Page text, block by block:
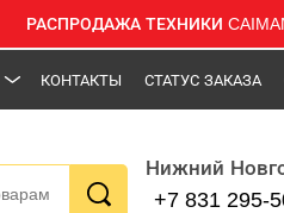
РАСПРОДАЖА ТЕХНИКИ
КОНТАКТЫ СТАТУС ЗАКАЗА
Нижний
+7 831 295-